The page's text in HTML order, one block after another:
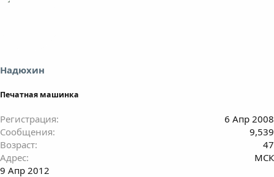
Надюхин
Печатная машинка
Регистрация
6 Апр 2008
Сообщения
9,539
Возраст
47
Адрес
МСК
9 Апр 2012